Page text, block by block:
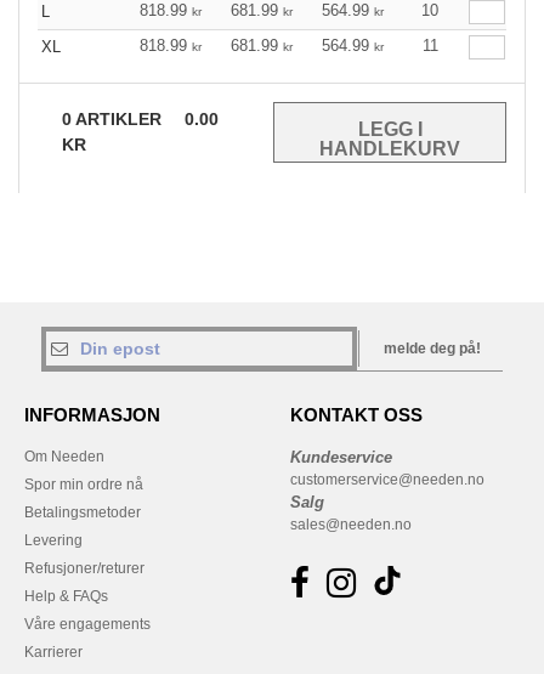
L
818.99 kr 681.99 kr 564.99 kr
10
XL
818.99 kr 681.99 kr 564.99 kr 11
0ARTIKLER
0.00
KR
melde deg på!
INFORMASJON
Om Needen
Spor min ordre nå
Betalingsmetoder
Levering
Refusjoner/returer
Help & FAQs
Våre engagements
Karrierer
KONTAKT OSS
Kundeservice
customerservice@needen.no
Salg
sales@needen.no